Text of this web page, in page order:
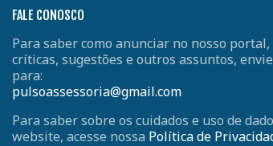
FALE CONOSCO
Para saber como anunciar no nosso portal,
críticas, sugestões e outros assuntos,
para:
pulsoassessoria@gmail.com
Para saber sobre os cuidados e uso de
website, acesse nossa Política de